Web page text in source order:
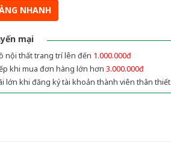
NHANH
mại
nội thất trang trí lên đến 1.000.000đ
khi mua đơn hàng lớn hơn 3.000.000đ
lớn khi đăng ký tài khoản thành viên thân thiết